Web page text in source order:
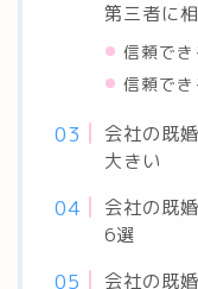
第三者に
信頼で
信頼でき
会社の既
大きい
会社の既
6選
会社の既